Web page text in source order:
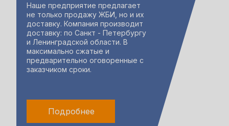
Наше предприятие предлагает
не только продажу ЖБИ, но и их
доставку. Компания производит
доставку: по Санкт - Петербургу
и Ленинградской области. В
максимально сжатые и
предварительно оговоренные с
заказчиком сроки.
Подробнее